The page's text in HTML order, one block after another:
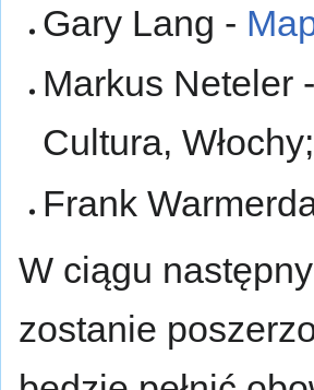
Gary Lang -
Markus Neteler
Cultura, Włochy;
Frank
W ciągu
zostanie